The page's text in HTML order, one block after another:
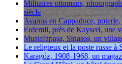
Militaires ottomans,
siècle
Avanos en Cappadoce,
Erdemli, près de Kayseri, une
Mustafapaşa, Sinasos, un
Le religieux et la poste russe à
Karagöz, 1908-1968, un